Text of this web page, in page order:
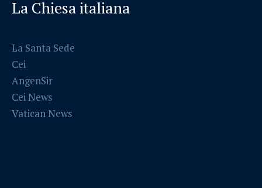
La Chiesa italiana
La Santa Sede
Cei
AngenSir
Cei News
Vatican News